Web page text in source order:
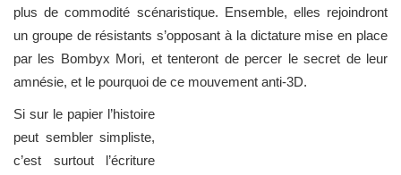
plus de commodité scénaristique. Ensemble, elles rejoindront
un groupe de résistants s’opposant à la dictature mise en place
par les Bombyx Mori, et tenteront de percer le secret de leur
amnésie, et le pourquoi de ce mouvement anti-3D.
Si sur le papier l’histoire
peut sembler simpliste,
c’est surtout l’écriture